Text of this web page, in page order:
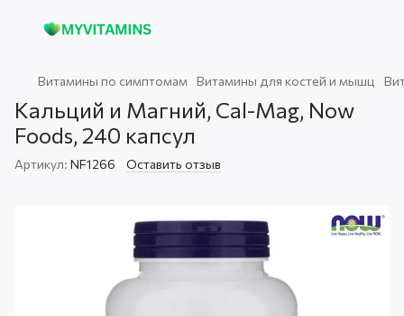
Витамины по симптомам Витамины для костей и мышц
Кальций и Магний, Cal-Mag, Now
Foods, 240 капсул
Артикул: NF1266 Оставить отзыв